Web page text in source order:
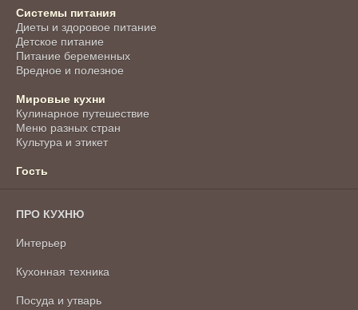
Системы питания
Диеты и здоровое питание
Детское питание
Питание беременных
Вредное и полезное
Мировые кухни
Кулинарное путешествие
Меню разных стран
Культура и этикет
Гость
ПРО КУХНЮ
Интерьер
Кухонная техника
Посуда и утварь